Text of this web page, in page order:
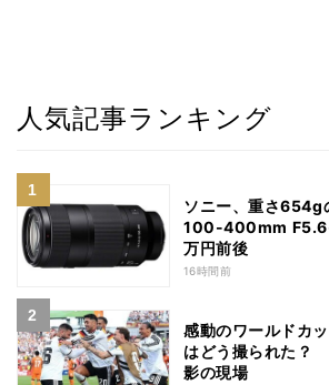
人気記事ランキング
ソニー、重さ654g
100-400mm
万円前後
16時間前
感動のワールドカ
はどう撮られた？
影の現場